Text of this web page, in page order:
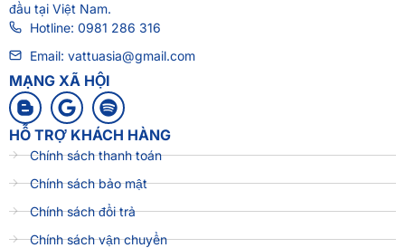
đầu tại Việt Nam.
Hotline: 0981 286 316
Email: vattuasia@gmail.com
MẠNG XÃ HỘI
HỖ TRỢ KHÁCH HÀNG
Chính sách thanh toán
Chính sách bảo mật
Chính sách đổi trả
Chính sách vận chuyển